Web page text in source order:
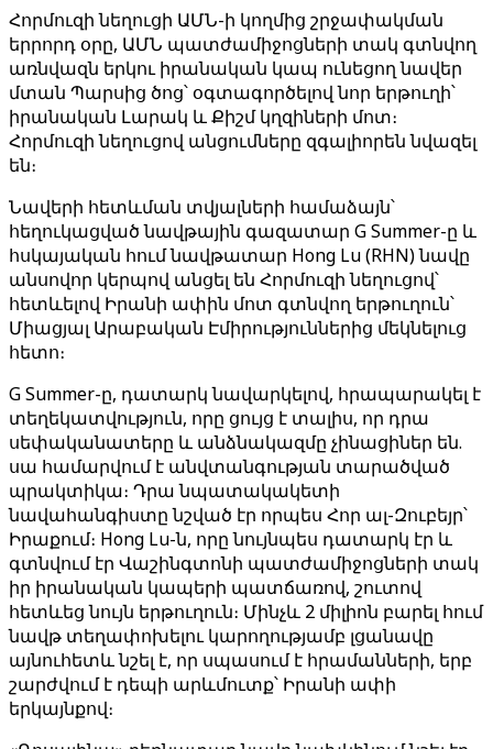
Հորմուզի նեղուցի ԱՄՆ-ի կողմից շրջափակման
երրորդ օրը, ԱՄՆ պատժամիջոցների տակ գտնվող
առնվազն երկու իրանական կապ ունեցող նավեր
մտան Պարսից ծոց՝ օգտագործելով նոր երթուղի՝
իրանական Լարակ և Քիշմ կղզիների մոտ։
Հորմուզի նեղուցով անցումները զգալիորեն նվազել
են։
Նավերի հետևման տվյալների համաձայն՝
հեղուկացված նավթային գազատար G Summer-ը և
հսկայական հում նավթատար Hong Lu (RHN) նավը
անսովոր կերպով անցել են Հորմուզի նեղուցով՝
հետևելով Իրանի ափին մոտ գտնվող երթուղուն՝
Միացյալ Արաբական Էմիրություններից մեկնելուց
հետո։
G Summer-ը, դատարկ նավարկելով, հրապարակել է
տեղեկատվություն, որը ցույց է տալիս, որ դրա
սեփականատերը և անձնակազմը չինացիներ են.
սա համարվում է անվտանգության տարածված
պրակտիկա։ Դրա նպատակակետի
նավահանգիստը նշված էր որպես Հոր ալ-Զուբեյր՝
Իրաքում։ Hong Lu-ն, որը նույնպես դատարկ էր և
գտնվում էր Վաշինգտոնի պատժամիջոցների տակ
իր իրանական կապերի պատճառով, շուտով
հետևեց նույն երթուղուն։ Մինչև 2 միլիոն բարել հում
նավթ տեղափոխելու կարողությամբ լցանավը
այնուհետև նշել է, որ սպասում է հրամանների, երբ
շարժվում է դեպի արևմուտք՝ Իրանի ափի
երկայնքով։